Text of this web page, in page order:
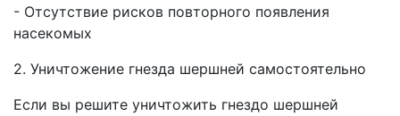
- Отсутствие рисков повторного появления
насекомых
2. Уничтожение гнезда шершней самостоятельно
Если вы решите уничтожить гнездо шершней